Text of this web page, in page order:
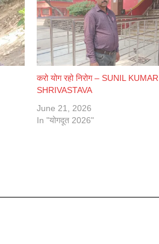
करो योग रहो निरोग – SUNIL KUMAR
SHRIVASTAVA
June 21, 2026
In "योगदूत 2026"